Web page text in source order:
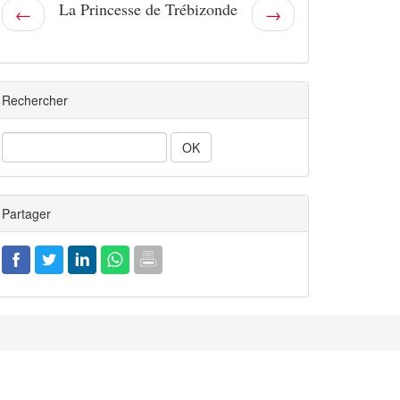
← La Princesse de Trébizonde →
Rechercher
Partager